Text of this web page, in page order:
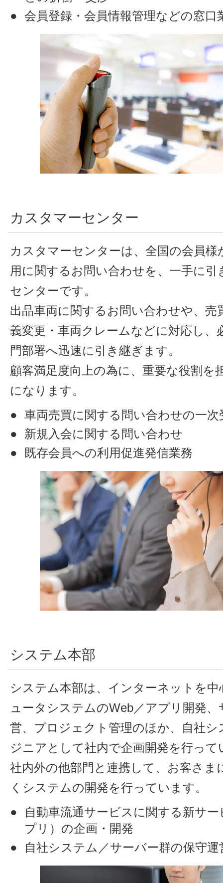
会員登録・会員情報管理などの窓口
カスタマーセンター
カスタマーセンターは、全国の会員様
用に関するお問い合わせを、一手に引
センターです。
出品車両に関するお問い合わせや、売
義変更・車両クレームなどに対応し、
門部署へ迅速に引き継ぎます。
顧客満足度向上の為に、重要な役割を
になります。
車両売買に関する問い合わせの一次
新規入会に関する問い合わせ
既存会員への利用促進発信業務
システム本部
システム本部は、インターネットを
ュータシステムのWeb／アプリ開発、
営、プロジェクト管理のほか、自社シ
ジニアとして社内で企画開発を行って
社内外の他部門と連携して、お客さま
くシステムの開発を行っています。
自動車流通サービスに関する新サ
プリ）の企画・開発
自社システム／サーバー群の保守運